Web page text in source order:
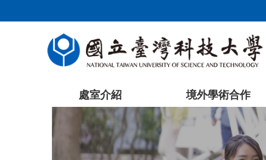
到
處室介紹 境外學術合作